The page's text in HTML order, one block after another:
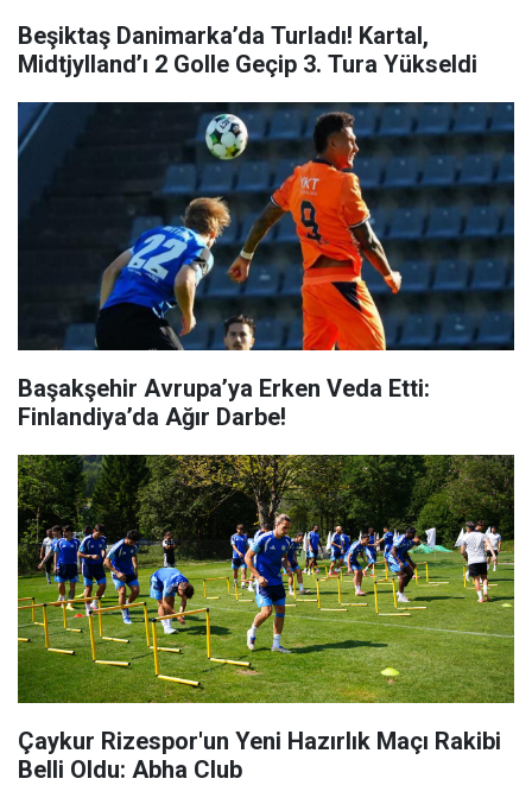
Beşiktaş Danimarka’da Turladı! Kartal,
Midtjylland’ı 2 Golle Geçip 3. Tura Yükseldi
Başakşehir Avrupa’ya Erken Veda Etti:
Finlandiya’da Ağır Darbe!
Çaykur Rizespor'un Yeni Hazırlık Maçı Rakibi
Belli Oldu: Abha Club